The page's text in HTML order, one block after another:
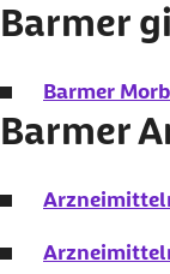
Barmer
Barmer
Barmer